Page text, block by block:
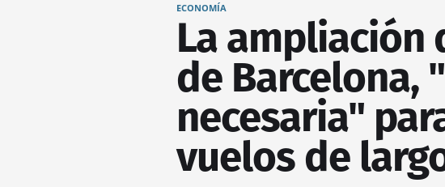
ECONOMÍA
La ampliación
de Barcelona,
necesaria"
vuelos de